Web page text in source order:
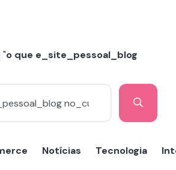
o que e_site_pessoal_blog
Notícias Tecnologia